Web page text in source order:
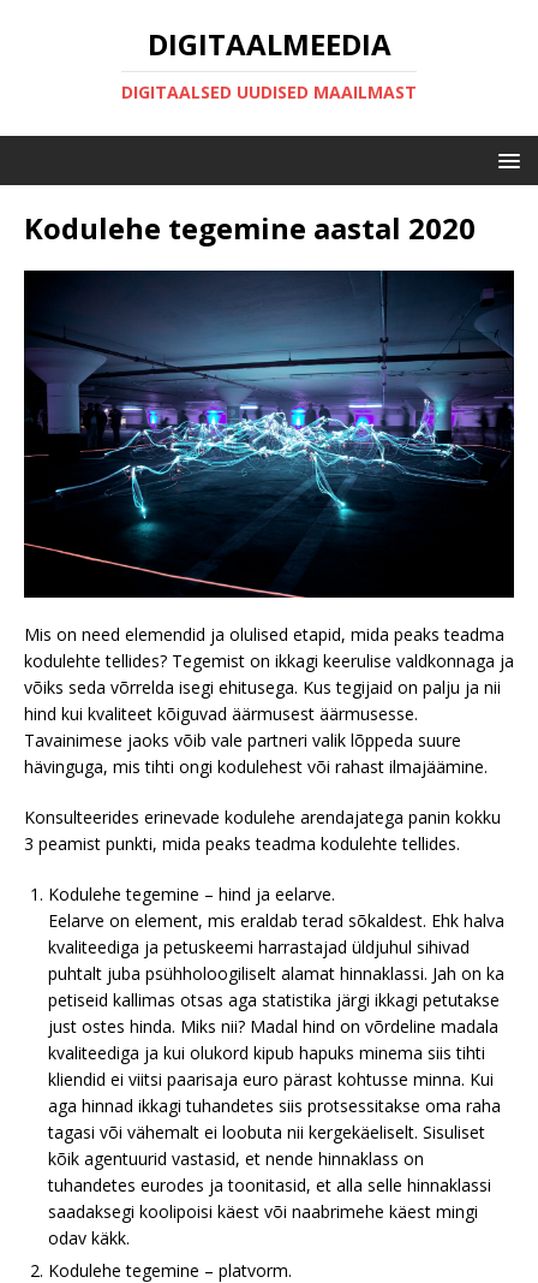
DIGITAALMEEDIA
DIGITAALSED UUDISED MAAILMAST
Kodulehe tegemine aastal 2020
Mis on need elemendid ja olulised etapid, mida peaks teadma
kodulehte tellides? Tegemist on ikkagi keerulise valdkonnaga ja
võiks seda võrrelda isegi ehitusega. Kus tegijaid on palju ja nii
hind kui kvaliteet kõiguvad äärmusest äärmusesse.
Tavainimese jaoks võib vale partneri valik lõppeda suure
hävinguga, mis tihti ongi kodulehest või rahast ilmajäämine.
Konsulteerides erinevade kodulehe arendajatega panin kokku
3 peamist punkti, mida peaks teadma kodulehte tellides.
Kodulehe tegemine – hind ja eelarve.
Eelarve on element, mis eraldab terad sõkaldest. Ehk halva
kvaliteediga ja petuskeemi harrastajad üldjuhul sihivad
puhtalt juba psühholoogiliselt alamat hinnaklassi. Jah on ka
petiseid kallimas otsas aga statistika järgi ikkagi petutakse
just ostes hinda. Miks nii? Madal hind on võrdeline madala
kvaliteediga ja kui olukord kipub hapuks minema siis tihti
kliendid ei viitsi paarisaja euro pärast kohtusse minna. Kui
aga hinnad ikkagi tuhandetes siis protsessitakse oma raha
tagasi või vähemalt ei loobuta nii kergekäeliselt. Sisuliset
kõik agentuurid vastasid, et nende hinnaklass on
tuhandetes eurodes ja toonitasid, et alla selle hinnaklassi
saadaksegi koolipoisi käest või naabrimehe käest mingi
odav käkk.
Kodulehe tegemine – platvorm.